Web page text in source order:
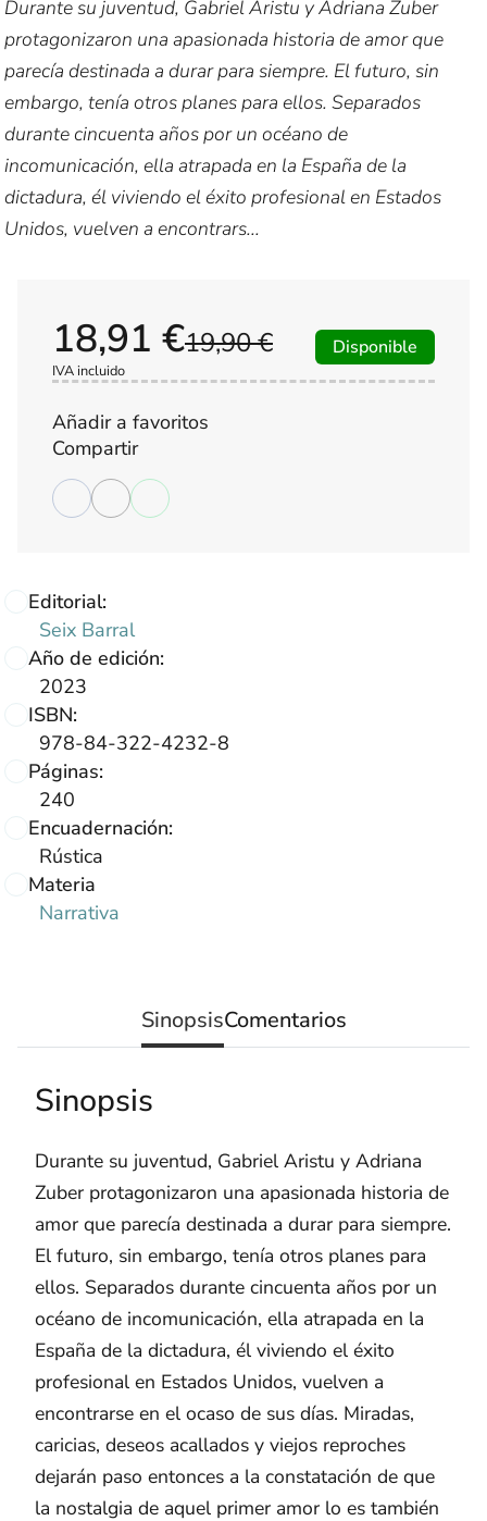
Durante su juventud, Gabriel Aristu y Adriana Zuber
protagonizaron una apasionada historia de amor que
parecía destinada a durar para siempre. El futuro, sin
embargo, tenía otros planes para ellos. Separados
durante cincuenta años por un océano de
incomunicación, ella atrapada en la España de la
dictadura, él viviendo el éxito profesional en Estados
Unidos, vuelven a encontrars...
Editorial:
Seix Barral
Año de edición:
2023
ISBN:
978-84-322-4232-8
Páginas:
240
Encuadernación:
Rústica
Materia
Narrativa
19,90 €
18,91 €
IVA incluido
Disponible
Añadir a favoritos
Compartir
SinopsisComentarios
Sinopsis
Durante su juventud, Gabriel Aristu y Adriana
Zuber protagonizaron una apasionada historia de
amor que parecía destinada a durar para siempre.
El futuro, sin embargo, tenía otros planes para
ellos. Separados durante cincuenta años por un
océano de incomunicación, ella atrapada en la
España de la dictadura, él viviendo el éxito
profesional en Estados Unidos, vuelven a
encontrarse en el ocaso de sus días. Miradas,
caricias, deseos acallados y viejos reproches
dejarán paso entonces a la constatación de que
la nostalgia de aquel primer amor lo es también